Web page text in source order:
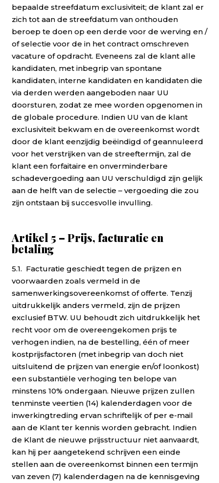
bepaalde streefdatum exclusiviteit; de klant zal er
zich tot aan de streefdatum van onthouden
beroep te doen op een derde voor de werving en /
of selectie voor de in het contract omschreven
vacature of opdracht. Eveneens zal de klant alle
kandidaten, met inbegrip van spontane
kandidaten, interne kandidaten en kandidaten die
via derden werden aangeboden naar UU
doorsturen, zodat ze mee worden opgenomen in
de globale procedure. Indien UU van de klant
exclusiviteit bekwam en de overeenkomst wordt
door de klant eenzijdig beëindigd of geannuleerd
voor het verstrijken van de streeftermijn, zal de
klant een forfaitaire en onverminderbare
schadevergoeding aan UU verschuldigd zijn gelijk
aan de helft van de selectie – vergoeding die zou
zijn ontstaan bij succesvolle invulling.
Artikel 5 – Prijs, facturatie en
betaling
5.1. Facturatie geschiedt tegen de prijzen en
voorwaarden zoals vermeld in de
samenwerkingsovereenkomst of offerte. Tenzij
uitdrukkelijk anders vermeld, zijn de prijzen
exclusief BTW. UU behoudt zich uitdrukkelijk het
recht voor om de overeengekomen prijs te
verhogen indien, na de bestelling, één of meer
kostprijsfactoren (met inbegrip van doch niet
uitsluitend de prijzen van energie en/of loonkost)
een substantiële verhoging ten belope van
minstens 10% ondergaan. Nieuwe prijzen zullen
tenminste veertien (14) kalenderdagen voor de
inwerkingtreding ervan schriftelijk of per e-mail
aan de Klant ter kennis worden gebracht. Indien
de Klant de nieuwe prijsstructuur niet aanvaardt,
kan hij per aangetekend schrijven een einde
stellen aan de overeenkomst binnen een termijn
van zeven (7) kalenderdagen na de kennisgeving